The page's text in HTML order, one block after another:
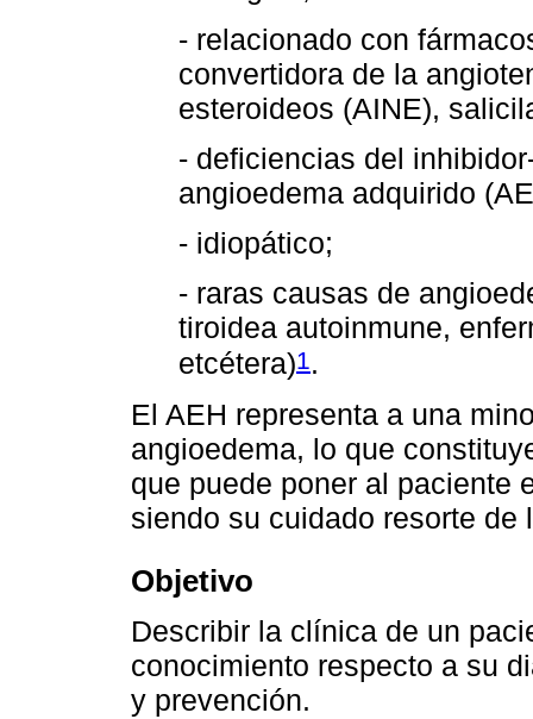
- relacionado con
convertidora de la
esteroideos (AINE),
- deficiencias del
angioedema adquirido
- idiopático;
- raras causas de
tiroidea autoinmune,
etcétera)1 .
El AEH representa a una
angioedema, lo que
que puede poner al paciente
siendo su cuidado resorte
Objetivo
Describir la clínica de un
conocimiento respecto a su
y prevención.